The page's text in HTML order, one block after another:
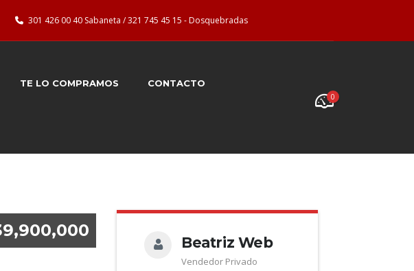
301 426 00 40 Sabaneta / 321 745 45 15 - Dosquebradas
TE LO COMPRAMOS CONTACTO
0
Beatriz Web
Vendedor Privado